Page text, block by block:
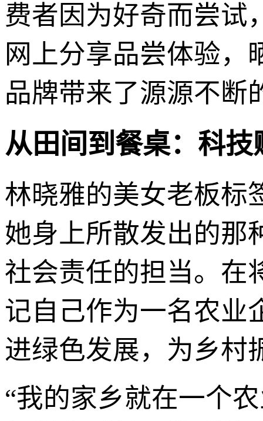
费者因为好奇而尝试
网上分享品尝体验，
品牌带来了源源不断
从田间到餐桌：科
林晓雅的美女老板标
她身上所散发出的那
社会责任的担当。在
记自己作为一名农
进绿色发展，为乡村
“我的家乡就在一个